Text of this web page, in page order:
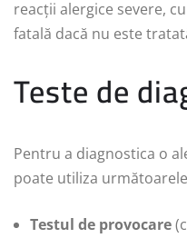
reacții alergice severe,
fatală dacă nu este
Teste de
Pentru a diagnostica o
poate utiliza
Testul de provocare